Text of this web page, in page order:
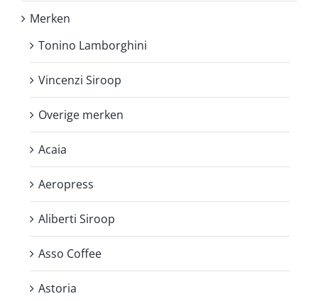
Merken
Tonino Lamborghini
Vincenzi Siroop
Overige merken
Acaia
Aeropress
Aliberti Siroop
Asso Coffee
Astoria